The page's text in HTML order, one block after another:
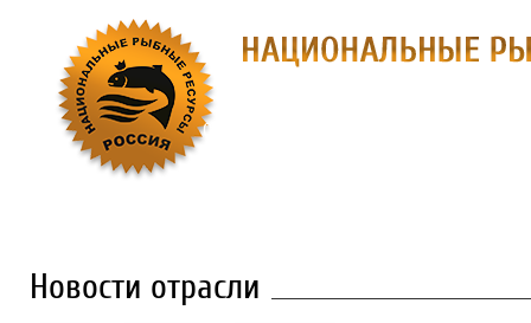
О ПРЕДПРИЯТИИ
Новости отрасли